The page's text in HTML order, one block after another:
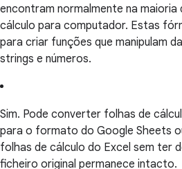
encontram normalmente na
cálculo para computador. Estas
para criar funções que manipulam
strings e números.
Sim. Pode converter folhas de
para o formato do Google Sheets
folhas de cálculo do Excel sem ter
ficheiro original permanece intacto.